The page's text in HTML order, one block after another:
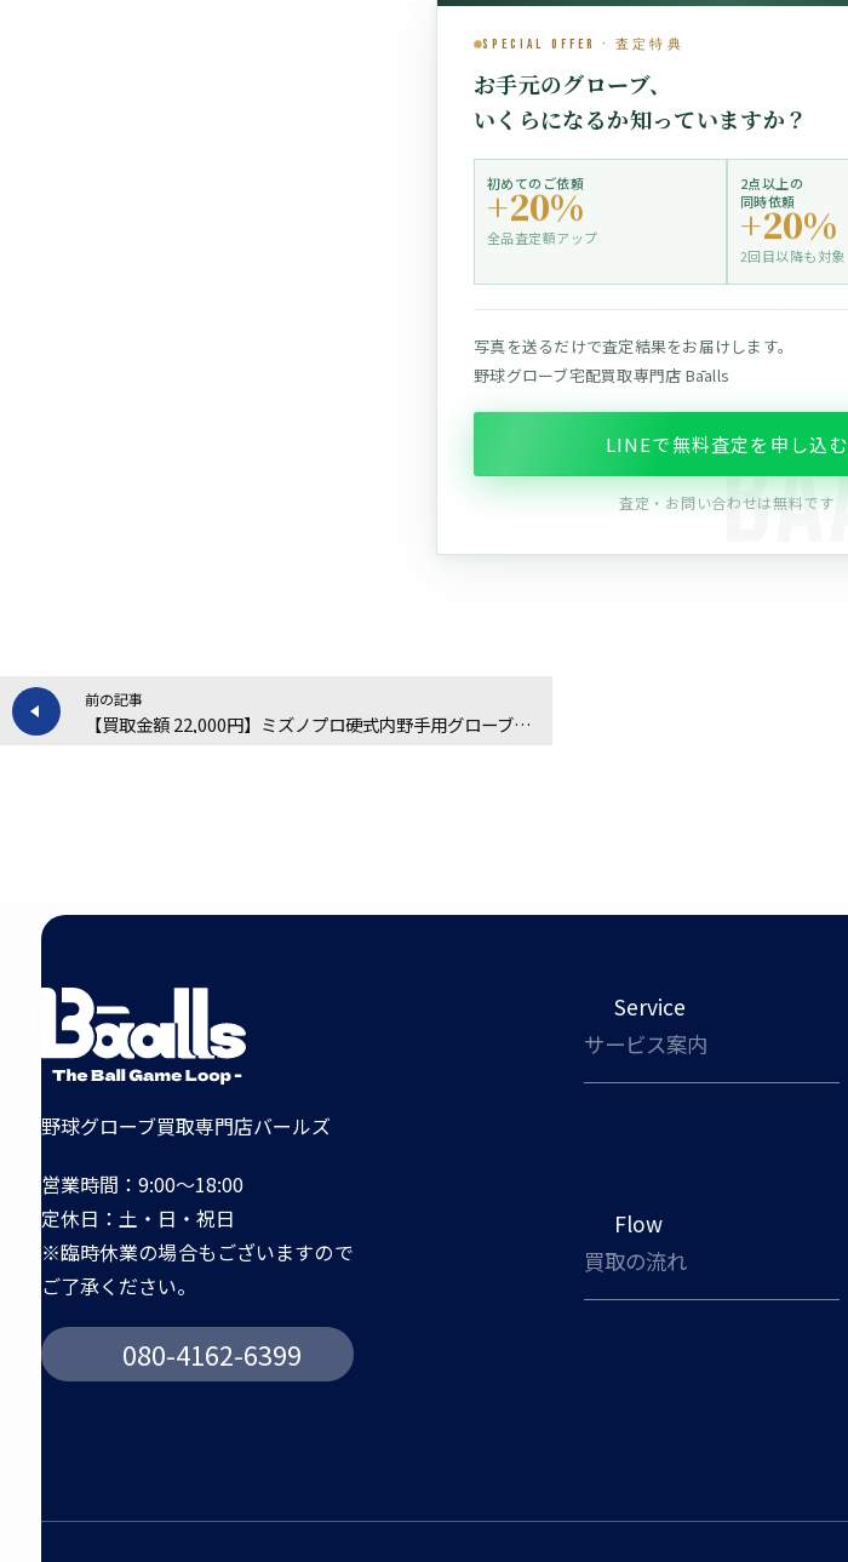
Special Offer · 査定特典
お手元のグローブ、
いくらになるか知っていますか？
初めてのご依頼
+20%
全品査定額アップ
2点以上の
同時依頼
+20%
2回目以降も対象
写真を送るだけで査定結果をお届けします。
野球グローブ宅配買取専門店 Bāalls
LINEで無料査定を申し込む
査定・お問い合わせは無料です
前の記事
【買取金額 22,000円】ミズノプロ硬式内野手用グローブの買取実績
野球グローブ買取専門店バールズ
営業時間：9:00～18:00
定休日：土・日・祝日
※臨時休業の場合もございますので
ご了承ください。
080-4162-6399
Service
サービス案内
Flow
買取の流れ